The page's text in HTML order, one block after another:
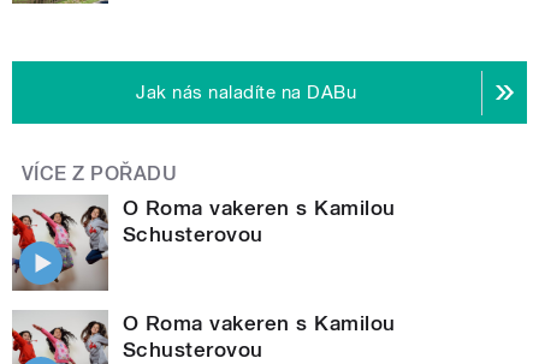
Jak nás naladíte na DABu
VÍCE Z POŘADU
O Roma vakeren s Kamilou
Schusterovou
O Roma vakeren s Kamilou
Schusterovou